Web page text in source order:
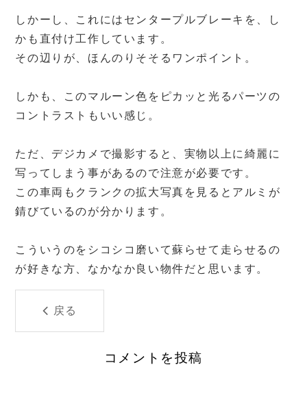
しかーし、これにはセンタープルブレーキを、し
かも直付け工作しています。
その辺りが、ほんのりそそるワンポイント。
しかも、このマルーン色をピカッと光るパーツの
コントラストもいい感じ。
ただ、デジカメで撮影すると、実物以上に綺麗に
写ってしまう事があるので注意が必要です。
この車両もクランクの拡大写真を見るとアルミが
錆びているのが分かります。
こういうのをシコシコ磨いて蘇らせて走らせるの
が好きな方、なかなか良い物件だと思います。
戻る
コメントを投稿